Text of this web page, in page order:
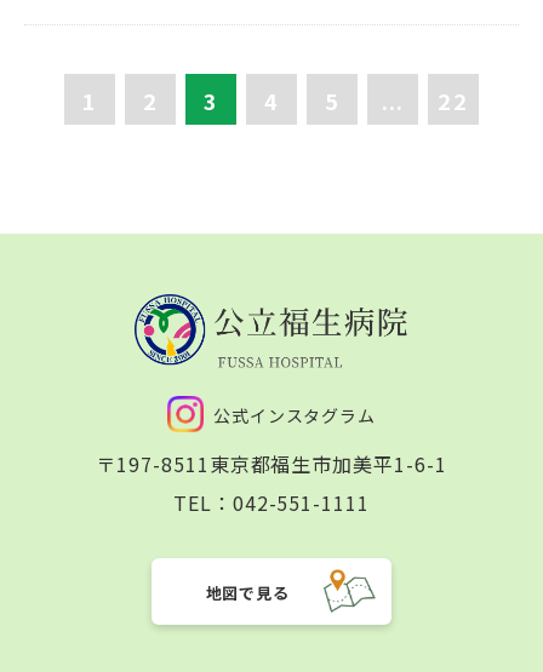
1 2 3 4 5 ... 22
公式インスタグラム
〒197-8511東京都福生市加美平1-6-1
TEL： 042-551-1111
地図で見る